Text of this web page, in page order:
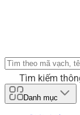
Tìm kiếm
Danh mục